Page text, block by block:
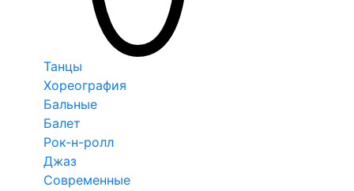
Танцы
Хореография
Бальные
Балет
Рок-н-ролл
Джаз
Современные